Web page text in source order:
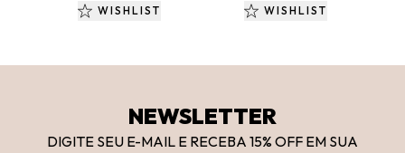
WISHLIST WISHLIST
NEWSLETTER
DIGITE SEU E-MAIL E RECEBA 15% OFF EM SUA